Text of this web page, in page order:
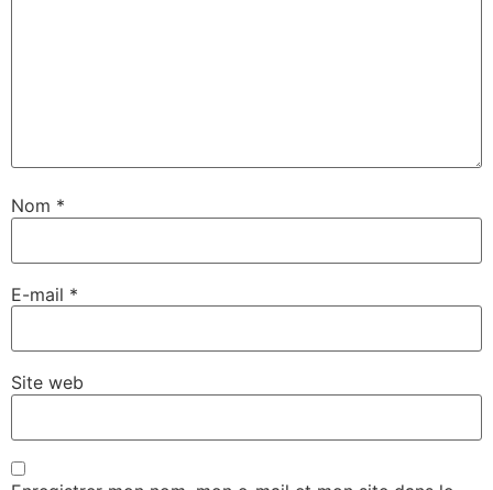
Nom *
E-mail *
Site web